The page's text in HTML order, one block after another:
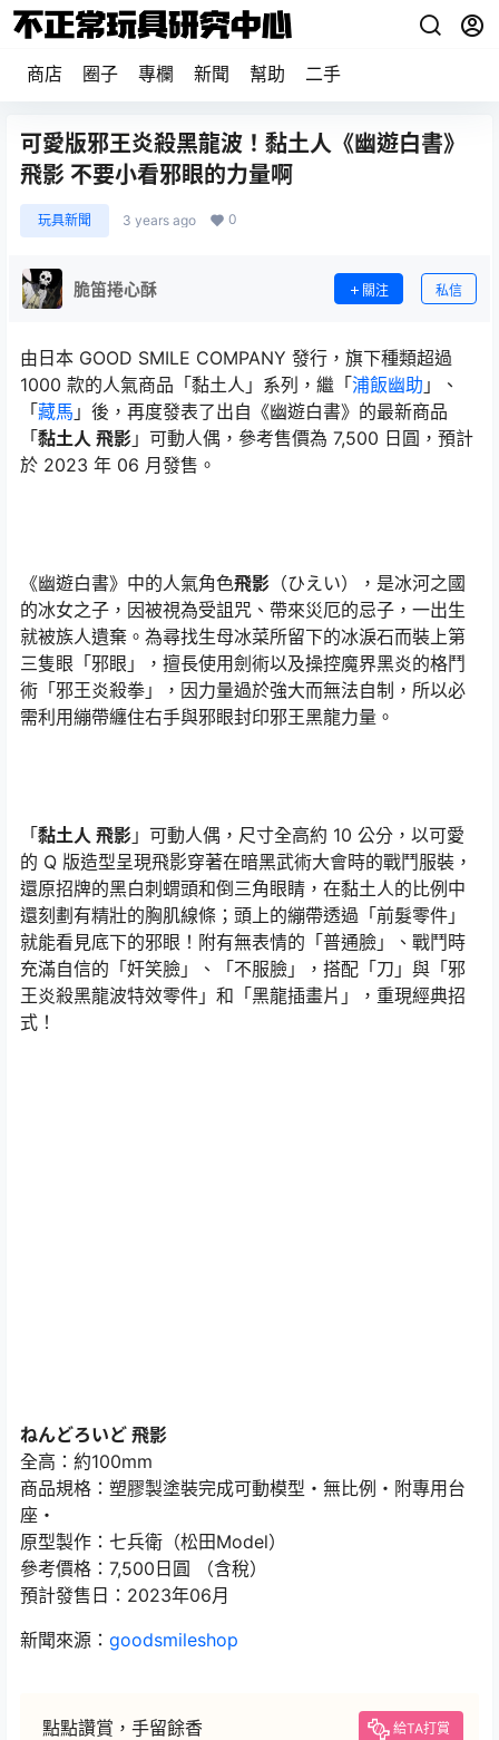
商店 圈子 專欄 新聞 幫助 二手
可愛版邪王炎殺黑龍波！黏土人《幽遊白書》
飛影 不要小看邪眼的力量啊
玩具新聞 3 years ago 0
脆笛捲心酥 關注 私信
由日本 GOOD SMILE COMPANY 發行，旗下種類超過
1000 款的人氣商品「黏土人」系列，繼「浦飯幽助 」、
「藏馬 」後，再度發表了出自《幽遊白書》的最新商品
「黏土人 飛影 」可動人偶，參考售價為 7,500 日圓，預計
於 2023 年 06 月發售。
《幽遊白書》中的人氣角色飛影 （ひえい），是冰河之國
的冰女之子，因被視為受詛咒、帶來災厄的忌子，一出生
就被族人遺棄。為尋找生母冰菜所留下的冰淚石而裝上第
三隻眼「邪眼」，擅長使用劍術以及操控魔界黑炎的格鬥
術「邪王炎殺拳」，因力量過於強大而無法自制，所以必
需利用繃帶纏住右手與邪眼封印邪王黑龍力量。
「黏土人 飛影 」可動人偶，尺寸全高約 10 公分，以可愛
的 Q 版造型呈現飛影穿著在暗黑武術大會時的戰鬥服裝，
還原招牌的黑白刺蝟頭和倒三角眼睛，在黏土人的比例中
還刻劃有精壯的胸肌線條；頭上的繃帶透過「前髮零件」
就能看見底下的邪眼！附有無表情的「普通臉」、戰鬥時
充滿自信的「奸笑臉」、「不服臉」，搭配「刀」與「邪
王炎殺黑龍波特效零件」和「黑龍插畫片」，重現經典招
式！
ねんどろいど 飛影
全高：約100mm
商品規格：塑膠製塗裝完成可動模型・無比例・附專用台
座・
原型製作：七兵衛（松田Model）
參考價格：7,500日圓 （含稅）
預計發售日：2023年06月
新聞來源： goodsmileshop
點點讚賞，手留餘香 給TA打賞